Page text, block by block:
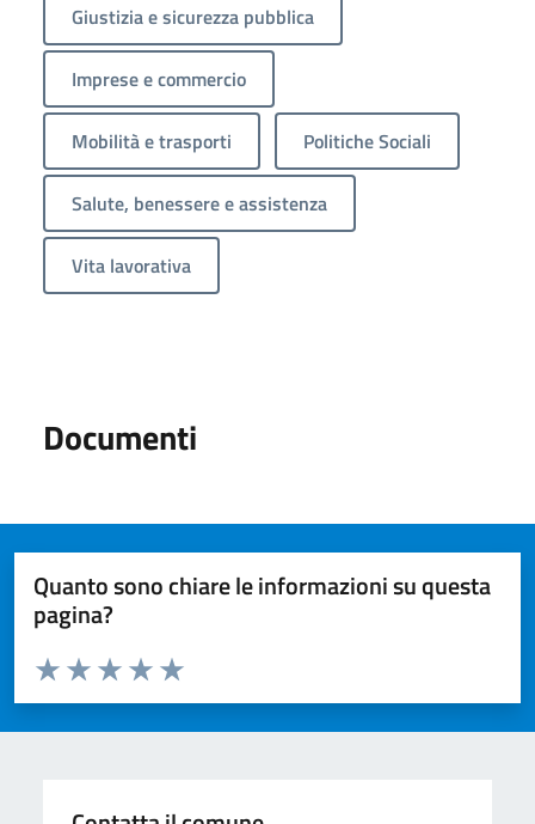
Giustizia e sicurezza pubblica
Imprese e commercio
Mobilità e trasporti Politiche Sociali
Salute, benessere e assistenza
Vita lavorativa
Documenti
Quanto sono chiare le informazioni su questa
pagina?
Valuta da 1 a 5 stelle la pagina
Valuta 5 stelle su 5
Valuta 4 stelle su 5
Valuta 3 stelle su 5
Valuta 2 stelle su 5
Valuta 1 stelle su 5